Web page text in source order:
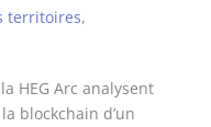
territoires,
HEG Arc analysent
blockchain d’un